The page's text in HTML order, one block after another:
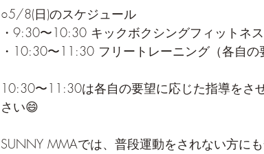
○5/8(日)のスケジュール
・9:30〜10:30 キックボクシングフィットネス
・10:30〜11:30 フリートレーニング（各自の
10:30〜11:30は各自の要望に応じた指導をさ
さい😄
SUNNY MMAでは、普段運動をされない方に